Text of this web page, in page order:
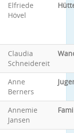
Elfriede
Hövel
Claudia
Schneidereit
Anne
Berners
Annemie
Jansen